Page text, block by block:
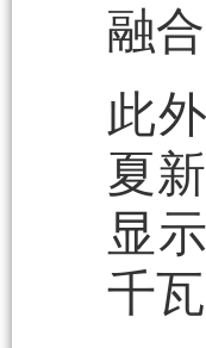
融
此
夏
显
千